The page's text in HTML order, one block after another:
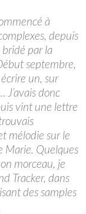
à
depuis
par la
septembre,
un, sur
donc
vint une lettre
mélodie sur le
Marie. Quelques
morceau, je
Tracker, dans
des samples